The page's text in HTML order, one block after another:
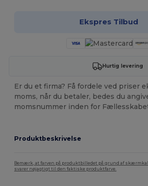
Ekspres Tilbud
Hurtig levering
Er du et firma? Få fordele ved priser
moms, når du betaler, bedes du
momsnummer inden for
Produktbeskrivelse
Bemærk, at farven på produktbilledet på grund af
svarer nøjagtigt til den faktiske produktfarve.